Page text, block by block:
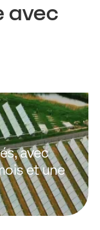
avec
avec
et une